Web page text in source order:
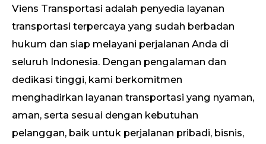
Viens Transportasi adalah penyedia layanan
transportasi terpercaya yang sudah berbadan
hukum dan siap melayani perjalanan Anda di
seluruh Indonesia. Dengan pengalaman dan
dedikasi tinggi, kami berkomitmen
menghadirkan layanan transportasi yang nyaman,
aman, serta sesuai dengan kebutuhan
pelanggan, baik untuk perjalanan pribadi, bisnis,